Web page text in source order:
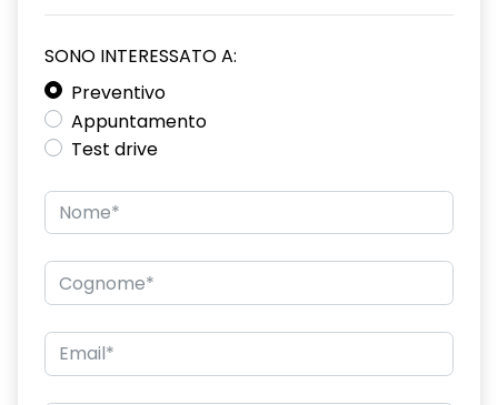
distance warning avviso distanza di sicurezza
driver display 10''
eCall funzionalità soggetta a copertura di rete;
compatibilità 2G/3G o 4G/5G a seconda del veicolo
emergency lane keep assist assistenza d'emergenza al
mantenimento della corsia
fari full LED adaptative vision, con funzione fendinebbia
integrata
freno di stazionamento elettrico con funzione Auto-Hold
hands-free card per apertura/chiusura porte e avviamento
SONO INTERESSATO A:
Preventivo
Appuntamento
Test drive